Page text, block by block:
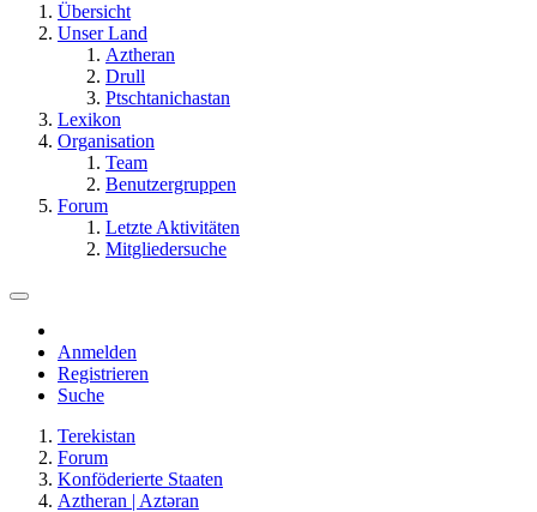
Übersicht
Unser Land
Aztheran
Drull
Ptschtanichastan
Lexikon
Organisation
Team
Benutzergruppen
Forum
Letzte Aktivitäten
Mitgliedersuche
Anmelden
Registrieren
Suche
Terekistan
Forum
Konföderierte Staaten
Aztheran | Aztǝran